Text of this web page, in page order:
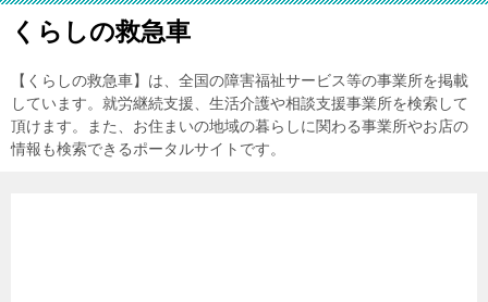
くらしの救急車
【くらしの救急車】は、全国の障害福祉サービス等の事業所を掲載
しています。就労継続支援、生活介護や相談支援事業所を検索して
頂けます。また、お住まいの地域の暮らしに関わる事業所やお店の
情報も検索できるポータルサイトです。